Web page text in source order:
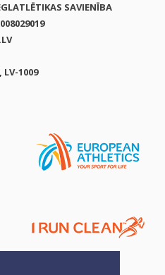
SAVIENĪBA
LV-1009